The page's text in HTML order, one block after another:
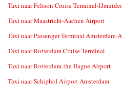
Taxi naar Felison Cruise Terminal-
Taxi naar Maastricht-Aachen Airport
Taxi naar Passenger Terminal Amsterdam-
Taxi naar Rotterdam Cruise Terminal
Taxi naar Rotterdam-the Hague Airport
Taxi naar Schiphol Airport Amsterdam